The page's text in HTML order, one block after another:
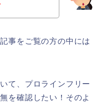
事をご覧の方の中には
て、プロラインフリー
を確認したい！そのよ